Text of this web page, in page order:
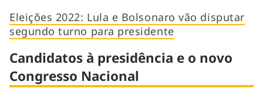
Eleições 2022: Lula e Bolsonaro vão disputar
segundo turno para presidente
Candidatos à presidência e o novo
Congresso Nacional